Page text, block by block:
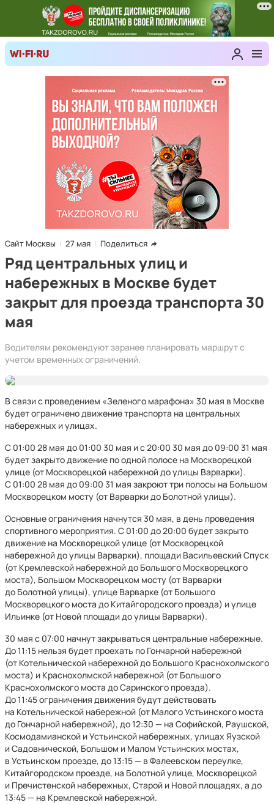
Сайт Москвы 27 мая Поделиться
Ряд центральных улиц и
набережных в Москве будет
закрыт для проезда транспорта 30
мая
Водителям рекомендуют заранее планировать маршрут с
учетом временных ограничений.
В связи с проведением «Зеленого марафона» 30 мая в Москве
будет ограничено движение транспорта на центральных
набережных и улицах.
С 01:00 28 мая до 01:00 30 мая и с 20:00 30 мая до 09:00 31 мая
будет закрыто движение по одной полосе на Москворецкой
улице (от Москворецкой набережной до улицы Варварки).
С 01:00 28 мая до 09:00 31 мая закроют три полосы на Большом
Москворецком мосту (от Варварки до Болотной улицы).
Основные ограничения начнутся 30 мая, в день проведения
спортивного мероприятия. С 01:00 до 20:00 будет закрыто
движение на Москворецкой улице (от Москворецкой
набережной до улицы Варварки), площади Васильевский Спуск
(от Кремлевской набережной до Большого Москворецкого
моста), Большом Москворецком мосту (от Варварки
до Болотной улицы), улице Варварке (от Большого
Москворецкого моста до Китайгородского проезда) и улице
Ильинке (от Новой площади до улицы Варварки).
30 мая с 07:00 начнут закрываться центральные набережные.
До 11:15 нельзя будет проехать по Гончарной набережной
(от Котельнической набережной до Большого Краснохолмского
моста) и Краснохолмской набережной (от Большого
Краснохолмского моста до Саринского проезда).
До 11:45 ограничения движения будут действовать
на Котельнической набережной (от Малого Устьинского моста
до Гончарной набережной), до 12:30 — на Софийской, Раушской,
Космодамианской и Устьинской набережных, улицах Яузской
и Садовнической, Большом и Малом Устьинских мостах,
в Устьинском проезде, до 13:15 — в Фалеевском переулке,
Китайгородском проезде, на Болотной улице, Москворецкой
и Пречистенской набережных, Старой и Новой площадях, а до
13:45 — на Кремлевской набережной.